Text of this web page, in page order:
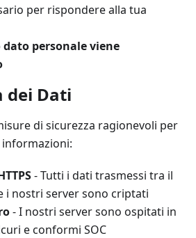
per rispondere alla tua
personale viene
dei Dati
di sicurezza ragionevoli per
- Tutti i dati trasmessi tra il
i nostri server sono criptati
- I nostri server sono ospitati in
e conformi SOC